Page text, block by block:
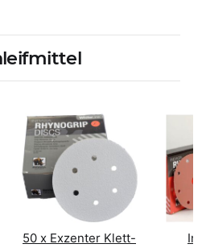
50 x Exzenter Klett-